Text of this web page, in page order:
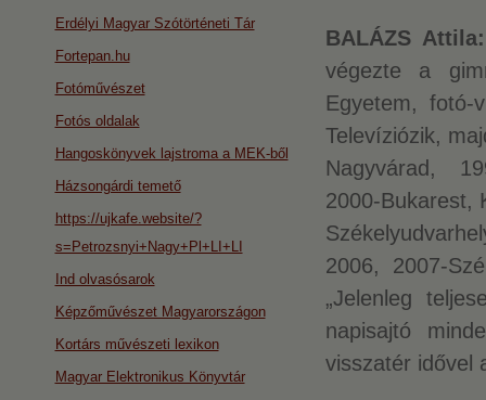
BALÁZS
végezte a
Egyetem, fotó-
Televíziózik,
Nagyvárad,
2000-Bukarest,
2006, 2007-
„Jelenleg
napisajtó
visszatér idővel
Erdélyi Magyar Szótörténeti Tár
Fortepan.hu
Fotóművészet
Fotós oldalak
Hangoskönyvek lajstroma a MEK-ből
Házsongárdi temető
https://ujkafe.website/?
s=Petrozsnyi+Nagy+Pl+LI+LI
Ind olvasósarok
Képzőművészet Magyarországon
Kortárs művészeti lexikon
Magyar Elektronikus Könyvtár